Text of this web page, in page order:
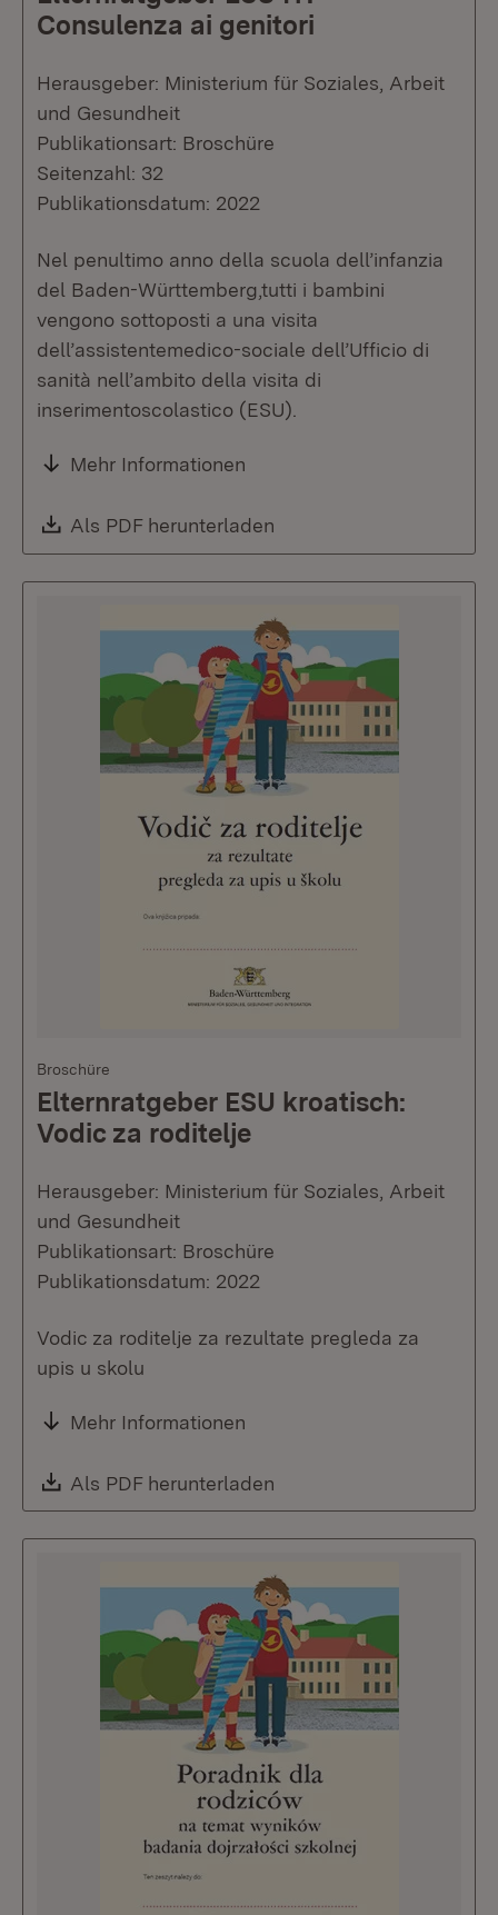
Consulenza ai genitori
Herausgeber: Ministerium für Soziales, Arbeit
und Gesundheit
Publikationsart: Broschüre
Seitenzahl: 32
Publikationsdatum: 2022
Nel penultimo anno della scuola dell’infanzia
del Baden-Württemberg,tutti i bambini
vengono sottoposti a una visita
dell’assistentemedico-sociale dell’Ufficio di
sanità nell’ambito della visita di
inserimentoscolastico (ESU).
Mehr Informationen
Download:
Als PDF herunterladen
Broschüre
Elternratgeber ESU kroatisch:
Vodic za roditelje
Herausgeber: Ministerium für Soziales, Arbeit
und Gesundheit
Publikationsart: Broschüre
Publikationsdatum: 2022
Vodic za roditelje za rezultate pregleda za
upis u skolu
Mehr Informationen
Download:
Als PDF herunterladen